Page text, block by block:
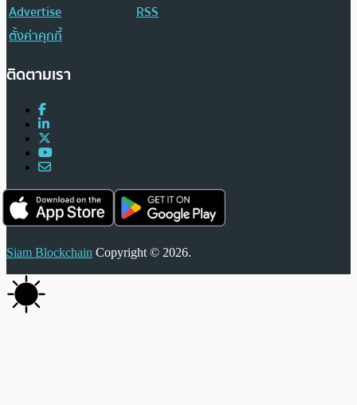
Advertise
RSS
ตั้งค่าคุกกี้
ติดตามเรา
Siam Blockchain Copyright © 2026.